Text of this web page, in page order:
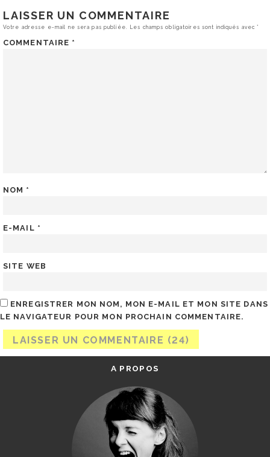
LAISSER UN COMMENTAIRE
Votre adresse e-mail ne sera pas publiée. Les champs obligatoires sont indiqués avec*
COMMENTAIRE *
NOM *
E-MAIL *
SITE WEB
ENREGISTRER MON NOM, MON E-MAIL ET MON SITE DANS
LE NAVIGATEUR POUR MON PROCHAIN COMMENTAIRE.
A PROPOS